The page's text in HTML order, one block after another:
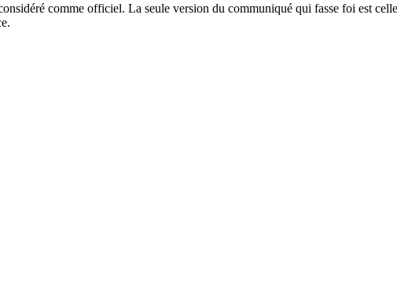
comme officiel. La seule version du communiqué qui fasse foi est